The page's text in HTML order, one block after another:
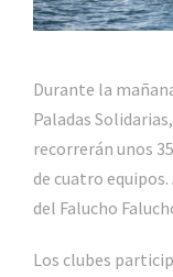
Durante la
Paladas
recorrerán unos
de cuatro
del Falucho
Los clubes